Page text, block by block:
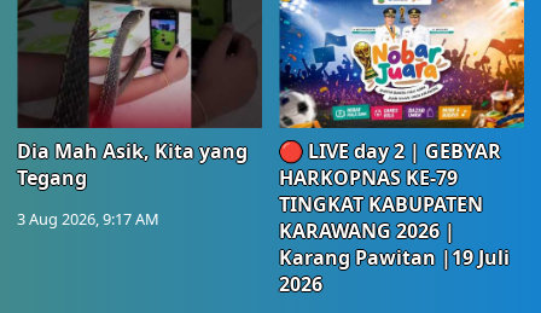
Dia Mah Asik, Kita yang
Tegang
3 Aug 2026, 9:17 AM
🔴 LIVE day 2 | GEBYAR
HARKOPNAS KE-79
TINGKAT KABUPATEN
KARAWANG 2026 |
Karang Pawitan |19 Juli
2026